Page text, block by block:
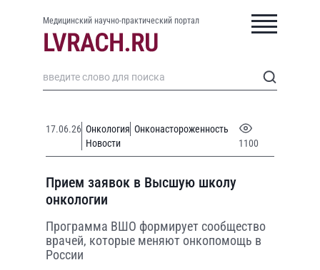
Медицинский научно-практический портал
17.06.26 Онкология Онконастороженность
Новости
1100
Прием заявок в Высшую школу
онкологии
Программа ВШО формирует сообщество
врачей, которые меняют онкопомощь в
России